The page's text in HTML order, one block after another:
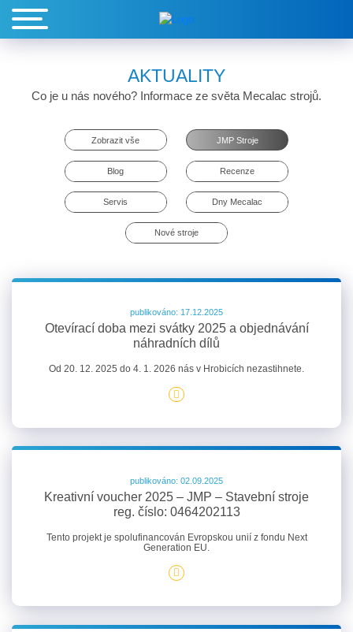
AKTUALITY
Co je u nás nového? Informace ze světa Mecalac strojů.
Zobrazit vše JMP Stroje
Blog Recenze
Servis Dny Mecalac
Nové stroje
publikováno: 17.12.2025
Otevírací doba mezi svátky 2025 a objednávání
náhradních dílů
Od 20. 12. 2025 do 4. 1. 2026 nás v Hrobicích nezastihnete.
publikováno: 02.09.2025
Kreativní voucher 2025 – JMP – Stavební stroje
reg. číslo: 0464202113
Tento projekt je spolufinancován Evropskou unií z fondu Next
Generation EU.